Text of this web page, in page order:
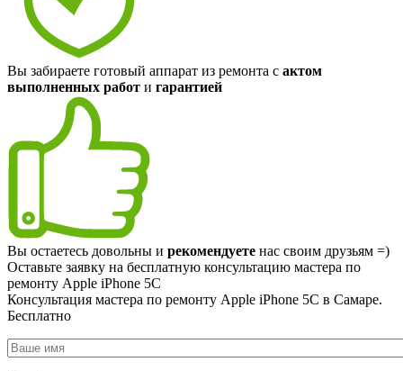
Вы забираете готовый аппарат из ремонта с актом
выполненных работ и гарантией
Вы остаетесь довольны и рекомендуете нас своим друзьям =)
Оставьте заявку на бесплатную консультацию мастера по
ремонту Apple iPhone 5C
Консультация мастера по ремонту Apple iPhone 5C в Самаре.
Бесплатно